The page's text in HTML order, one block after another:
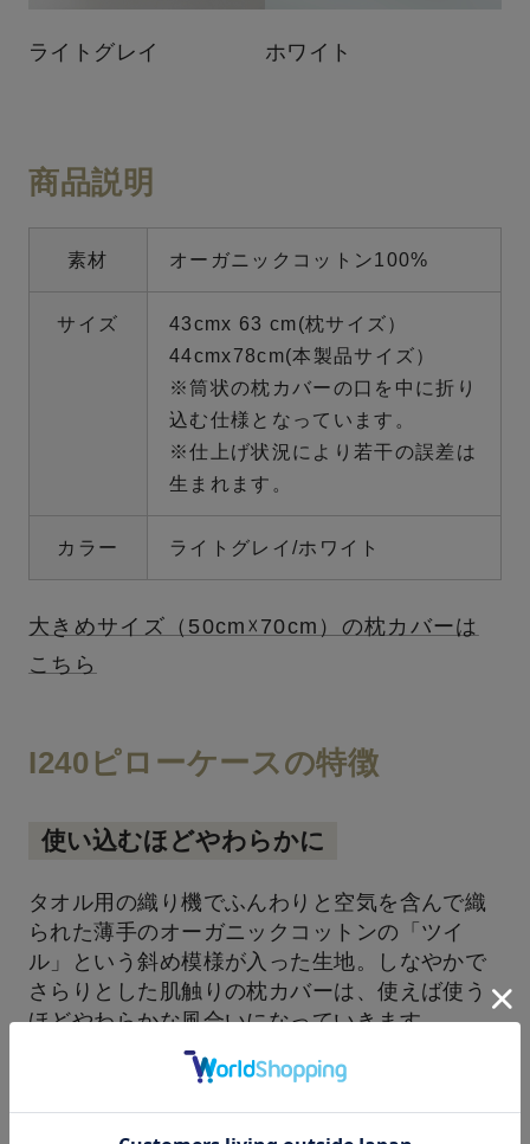
ライトグレイ ホワイト
商品説明
素材 オーガニックコットン100%
サイズ
43cmx 63 cm(枕サイズ）
44cmx78cm(本製品サイズ）
※筒状の枕カバーの口を中に折り
込む仕様となっています。
※仕上げ状況により若干の誤差は
生まれます。
カラー ライトグレイ/ホワイト
大きめサイズ（50cm☓70cm）の枕カバーは
こちら
I240ピローケースの特徴
使い込むほどやわらかに
タオル用の織り機でふんわりと空気を含んで織
られた薄手のオーガニックコットンの「ツイ
ル」という斜め模様が入った生地。しなやかで
さらりとした肌触りの枕カバーは、使えば使う
ほどやわらかな風合いになっていきます。